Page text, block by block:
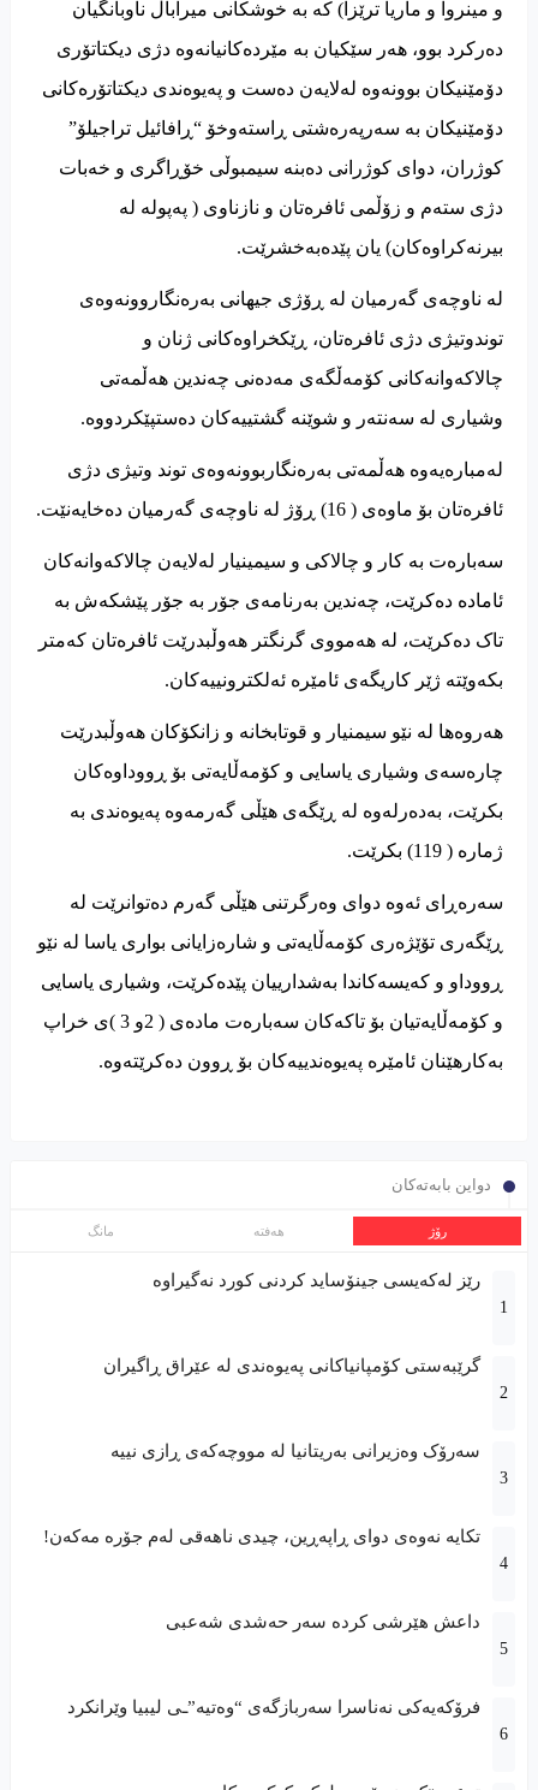
و مینروا و ماریا ترێزا) کە بە خوشکانی میراباڵ ناوبانگیان
دەرکرد بوو، هەر سێکیان بە مێردەکانیانەوە دژی دیکتاتۆری
دۆمێنیکان بوونەوە لەلایەن دەست و پەیوەندی دیکتاتۆرەکانی
دۆمێنیکان بە سەرپەرەشتی ڕاستەوخۆ “ڕافائیل تراجیلۆ”
کوژران، دوای کوژرانی دەبنە سیمبوڵی خۆڕاگری و خەبات
دژی ستەم و زۆڵمی ئافرەتان و نازناوی ( پەپوله له
بیرنەکراوەکان) یان پێدەبەخشرێت.
له ناوچەی گەرمیان له ڕۆژی جیهانی بەرەنگاروونەوەی
توندوتیژی دژی ئافرەتان، ڕێکخراوەکانی ژنان و
چالاکەوانەکانی کۆمەڵگەی مەدەنی چەندین هەڵمەتی
وشیاری له سەنتەر و شوێنە گشتییەکان دەستپێکردووە.
لەمبارەیەوه هەڵمەتی بەرەنگاربوونەوەی توند وتیژی دژی
ئافرەتان بۆ ماوەی ( 16) ڕۆژ له ناوچەی گەرمیان دەخایەنێت.
سەبارەت بە کار و چالاکی و سیمینیار لەلایەن چالاکەوانەکان
ئاماده دەکرێت، چەندین بەرنامەی جۆر بە جۆر پێشکەش بە
تاک دەکرێت، له هەمووی گرنگتر هەوڵبدرێت ئافرەتان کەمتر
بکەوێته ژێر کاریگەی ئامێرە ئەلکترونییەکان.
هەروەها له نێو سیمنیار و قوتابخانە و زانکۆکان هەوڵبدرێت
چارەسەی وشیاری یاسایی و کۆمەڵایەتی بۆ ڕووداوەکان
بکرێت، بەدەرلەوە له ڕێگەی هێڵی گەرمەوە پەیوەندی بە
ژمارە ( 119)‌ بکرێت.
سەرەڕای ئەوە دوای وەرگرتنی هێڵی گەرم دەتوانرێت له
ڕێگەری تۆێژەری کۆمەڵایەتی و شارەزایانی بواری یاسا له نێو
ڕووداو و کەیسەکاندا بەشدارییان پێدەکرێت، وشیاری یاسایی
و کۆمەڵایەتیان بۆ تاکەکان سەبارەت مادەی ( 2و 3 )ی خراپ
بەکارهێنان ئامێره پەیوەندییەکان بۆ ڕوون دەکرێتەوە.
دواین بابەتەکان
رۆژ هەفتە مانگ
رێز لەکەیسى جینۆساید کردنى کورد نەگیراوە
گرێبەستی کۆمپانیاکانی پەیوەندی لە عێراق ڕاگیران
سەرۆک وەزیرانی بەریتانیا لە مووچەکەی ڕازی نییە
تکایە نەوەی دوای ڕاپەڕین، چیدی ناهەقی لەم جۆرە مەکەن!
داعش هێرشی کردە سەر حەشدی شەعبی
فرۆکەیەکى نەناسرا سەربازگەى “وەتیە”ـى لیبیا وێرانکرد